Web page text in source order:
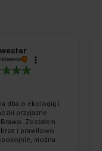
dba o ekologię i
przyjazne
Zostałem
i prawiłowo
można